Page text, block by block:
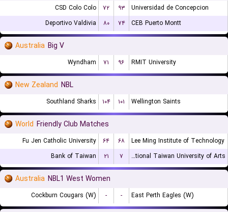
CSD Colo Colo ۷۲ ۹۳
Universidad de Concepcion
Deportivo Valdivia
۸۰ ۷۴ CEB Puerto Montt
Australia Big V
Wyndham ۷۱ ۹۶ RMIT University
New Zealand NBL
Southland Sharks ۱۰۴ ۱۰۱ Wellington Saints
World Friendly Club Matches
Fu Jen Catholic University ۶۴ ۶۸
Lee Ming Institute of Technology
Bank of Taiwan
۲۱ ۷ National Taiwan University of Arts
Australia NBL1 West Women
Cockburn Cougars (W) - - East Perth Eagles (W)